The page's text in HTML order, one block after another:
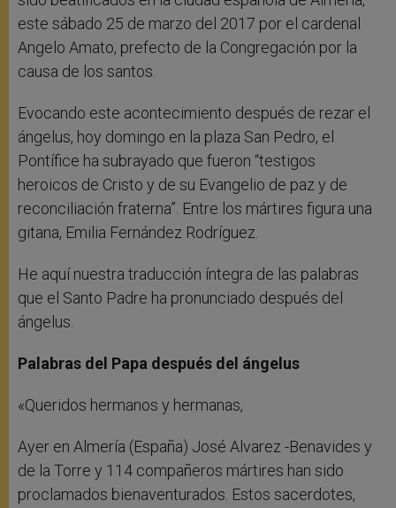
este sábado 25 de marzo del 2017 por el cardenal
Angelo Amato, prefecto de la Congregación por la
causa de los santos.
Evocando este acontecimiento después de rezar el
ángelus, hoy domingo en la plaza San Pedro, el
Pontífice ha subrayado que fueron “testigos
heroicos de Cristo y de su Evangelio de paz y de
reconciliación fraterna”. Entre los mártires figura una
gitana, Emilia Fernández Rodríguez.
He aquí nuestra traducción íntegra de las palabras
que el Santo Padre ha pronunciado después del
ángelus.
Palabras del Papa después del ángelus
«Queridos hermanos y hermanas,
Ayer en Almería (España) José Alvarez -Benavides y
de la Torre y 114 compañeros mártires han sido
proclamados bienaventurados. Estos sacerdotes,